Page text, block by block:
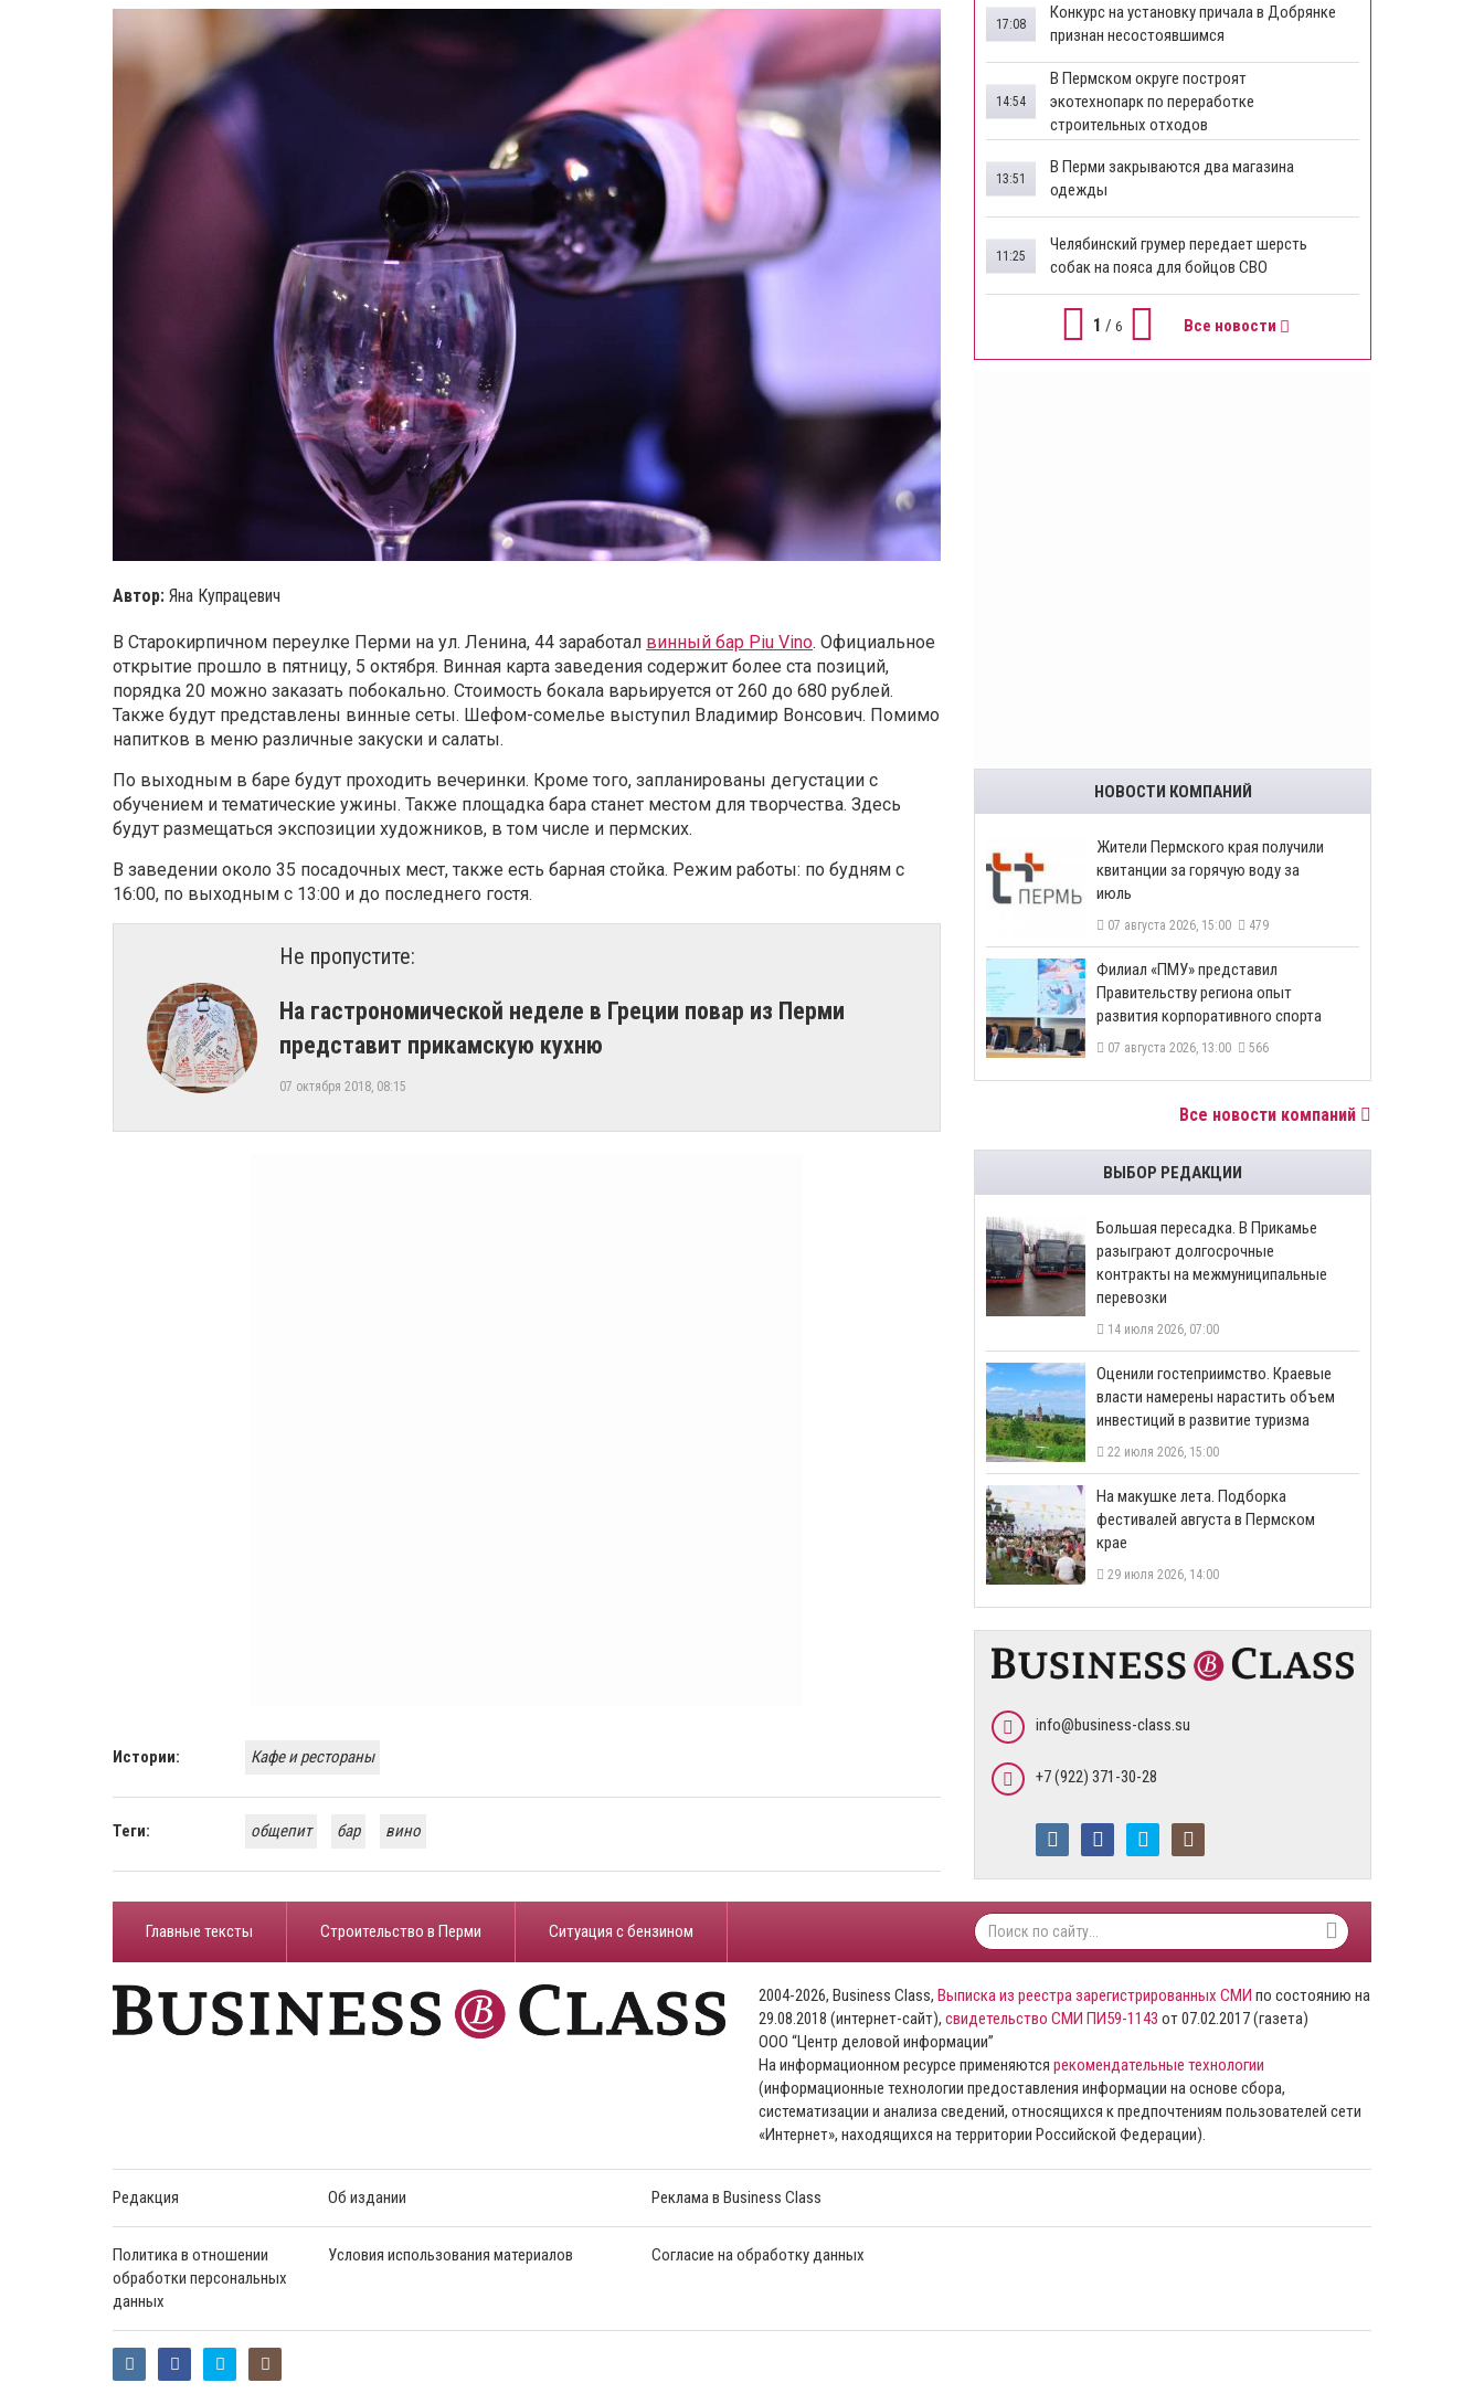
Автор: Яна Купрацевич
В Старокирпичном переулке Перми на ул. Ленина, 44 заработал винный бар Piu Vino. Официальное
открытие прошло в пятницу, 5 октября. Винная карта заведения содержит более ста позиций,
порядка 20 можно заказать побокально. Стоимость бокала варьируется от 260 до 680 рублей.
Также будут представлены винные сеты. Шефом-сомелье выступил Владимир Вонсович. Помимо
напитков в меню различные закуски и салаты.
По выходным в баре будут проходить вечеринки. Кроме того, запланированы дегустации с
обучением и тематические ужины. Также площадка бара станет местом для творчества. Здесь
будут размещаться экспозиции художников, в том числе и пермских.
В заведении около 35 посадочных мест, также есть барная стойка. Режим работы: по будням с
16:00, по выходным с 13:00 и до последнего гостя.
Не пропустите:
На гастрономической неделе в Греции повар из Перми
представит прикамскую кухню
07 октября 2018, 08:15
Истории: Кафе и рестораны
Теги: общепит бар вино
Конкурс на установку причала в Добрянке
признан несостоявшимся
17:08
В Пермском округе построят
экотехнопарк по переработке
строительных отходов
14:54
В Перми закрываются два магазина
одежды
13:51
Челябинский грумер передает шерсть
собак на пояса для бойцов СВО
11:25
1 / 6 Все новости
НОВОСТИ КОМПАНИЙ
​Жители Пермского края получили
квитанции за горячую воду за
июль
07 августа 2026, 15:00 479
​Филиал «ПМУ» представил
Правительству региона опыт
развития корпоративного спорта
07 августа 2026, 13:00 566
Все новости компаний
ВЫБОР РЕДАКЦИИ
Большая пересадка. В Прикамье
разыграют долгосрочные
контракты на межмуниципальные
перевозки
14 июля 2026, 07:00
Оценили гостеприимство. Краевые
власти намерены нарастить объем
инвестиций в развитие туризма
22 июля 2026, 15:00
На макушке лета. Подборка
фестивалей августа в Пермском
крае
29 июля 2026, 14:00
info@business-class.su
+7 (922) 371-30-28
Главные тексты Строительство в Перми ​Ситуация с бензином
2004-2026, Business Class, Выписка из реестра зарегистрированных СМИ по состоянию на
29.08.2018 (интернет-сайт), свидетельство СМИ ПИ59-1143 от 07.02.2017 (газета)
ООО “Центр деловой информации”
На информационном ресурсе применяются рекомендательные технологии
(информационные технологии предоставления информации на основе сбора,
систематизации и анализа сведений, относящихся к предпочтениям пользователей сети
«Интернет», находящихся на территории Российской Федерации).
Редакция Об издании Реклама в Business Class
Политика в отношении
обработки персональных
данных
Условия использования материалов Согласие на обработку данных